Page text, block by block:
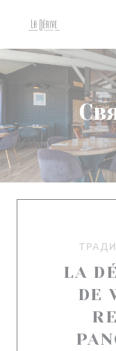
LA
DE